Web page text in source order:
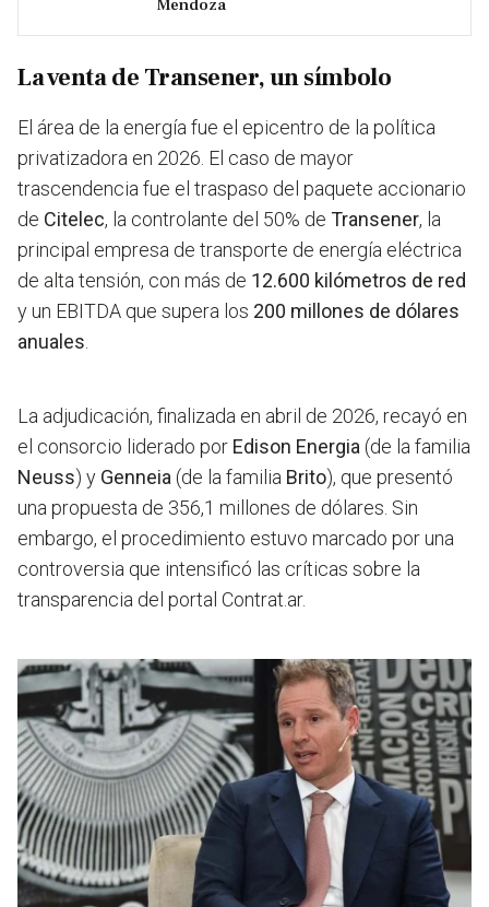
Mendoza
La venta de Transener, un símbolo
El área de la energía fue el epicentro de la política
privatizadora en 2026. El caso de mayor
trascendencia fue el traspaso del paquete accionario
de Citelec, la controlante del 50% de Transener, la
principal empresa de transporte de energía eléctrica
de alta tensión, con más de 12.600 kilómetros de red
y un EBITDA que supera los 200 millones de dólares
anuales
La adjudicación, finalizada en abril de 2026, recayó en
el consorcio liderado por Edison Energia (de la familia
Neuss) y Genneia (de la familia Brito), que presentó
una propuesta de 356,1 millones de dólares. Sin
embargo, el procedimiento estuvo marcado por una
controversia que intensificó las críticas sobre la
transparencia del portal Contrat.ar.